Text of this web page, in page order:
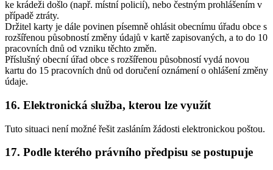
ke krádeži došlo (např. místní policií), nebo čestným prohlášením v
případě ztráty.
Držitel karty je dále povinen písemně ohlásit obecnímu úřadu obce s
rozšířenou působností změny údajů v kartě zapisovaných, a to do 10
pracovních dnů od vzniku těchto změn.
Příslušný obecní úřad obce s rozšířenou působností vydá novou
kartu do 15 pracovních dnů od doručení oznámení o ohlášení změny
údaje.
16. Elektronická služba, kterou lze využít
Tuto situaci není možné řešit zasláním žádosti elektronickou poštou.
17. Podle kterého právního předpisu se postupuje